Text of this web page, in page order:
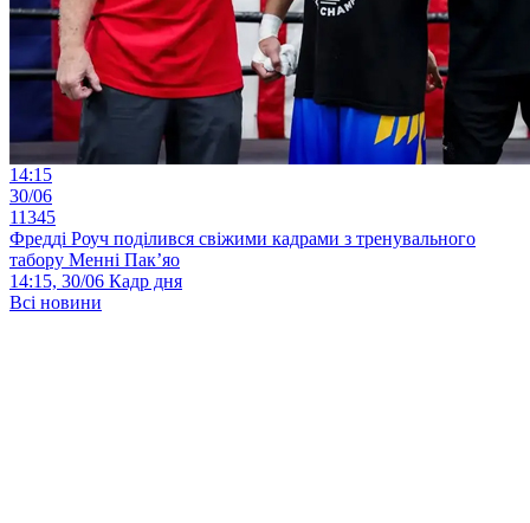
14:15
30/06
11345
Фредді Роуч поділився свіжими кадрами з тренувального
табору Менні Пак’яо
14:15, 30/06 Кадр дня
Всі новини